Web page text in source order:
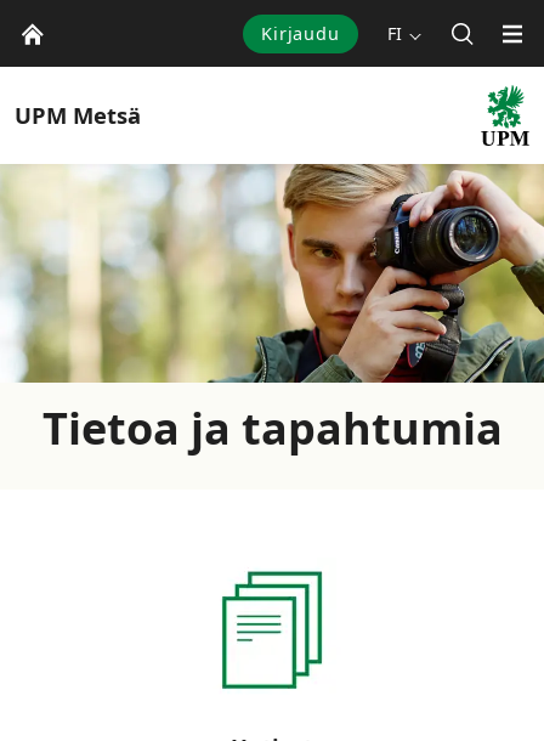
Kirjaudu FI
UPM Metsä
Tietoa ja tapahtumia